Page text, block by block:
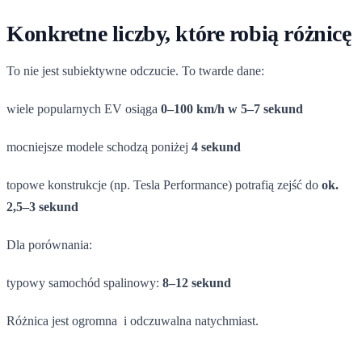
Konkretne liczby, które robią różnicę
To nie jest subiektywne odczucie. To twarde dane:
wiele popularnych EV osiąga 0–100 km/h w 5–7 sekund
mocniejsze modele schodzą poniżej 4 sekund
topowe konstrukcje (np. Tesla Performance) potrafią zejść do ok.
2,5–3 sekund
Dla porównania:
typowy samochód spalinowy: 8–12 sekund
Różnica jest ogromna i odczuwalna natychmiast.